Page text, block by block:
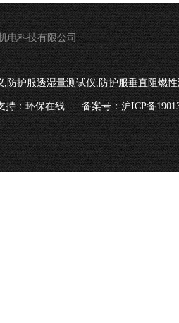
电科技有限公司
,防护服透湿量测试仪,防护服垂直阻燃
持：环保在线 备案号：沪ICP备